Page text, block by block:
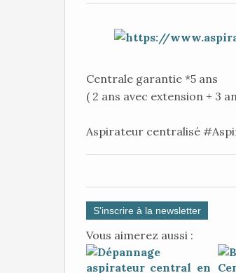
Centrale garantie *5 ans
( 2 ans avec extension + 3
Aspirateur centralisé
S'inscrire à la newsletter
Vous aimerez aussi :